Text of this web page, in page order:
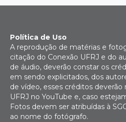
Política de Uso
A reprodução de matérias e
citação do Conexão UFRJ e do
de áudio, deverão constar os
em sendo explicitados, dos
de vídeo, esses créditos deverão
UFRJ no YouTube e, caso
Fotos devem ser atribuídas à
ao nome do fotógrafo.